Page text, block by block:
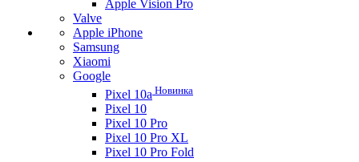
Apple Vision Pro
Valve
Apple iPhone
Samsung
Xiaomi
Google
Pixel 10a Новинка
Pixel 10
Pixel 10 Pro
Pixel 10 Pro XL
Pixel 10 Pro Fold